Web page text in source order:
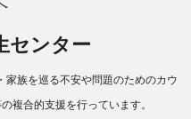
センター
家族を巡る不安や問題のためのカウ
複合的支援を行っています。